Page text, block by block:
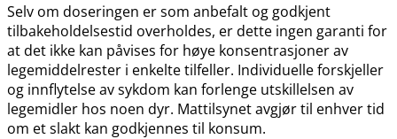
Selv om doseringen er som anbefalt og godkjent
tilbakeholdelsestid overholdes, er dette ingen garanti for
at det ikke kan påvises for høye konsentrasjoner av
legemiddelrester i enkelte tilfeller. Individuelle forskjeller
og innflytelse av sykdom kan forlenge utskillelsen av
legemidler hos noen dyr. Mattilsynet avgjør til enhver tid
om et slakt kan godkjennes til konsum.